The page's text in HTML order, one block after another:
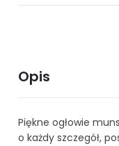
Opis
Piękne ogłowie
o każdy szczegół,